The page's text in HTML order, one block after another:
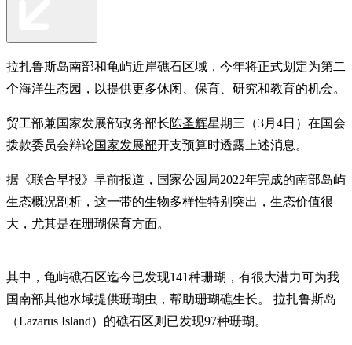
拉扎鲁斯岛南部和龟屿近岸礁石区域，今年将正式划定为第二
个海洋生态园，以提供更多休闲、保育、研究和教育的机会。
贸工部兼国家发展部政务部长陈圣辉星期三（3月4日）在国会
拨款委员会辩论国家发展部开支预算时透露上述消息。
据《联合早报》早前报道 ， 国家公园局2022年完成的南部岛屿
生态概况剖析，这一带的生物多样性特别突出，生态价值很
大，尤其是在珊瑚保育方面。
其中，龟屿礁石区迄今已发现141种珊瑚，有很大潜力可为我
国南部其他水域提供珊瑚虫，帮助珊瑚礁生长。 拉扎鲁斯岛
（Lazarus Island）的礁石区则已发现97种珊瑚。